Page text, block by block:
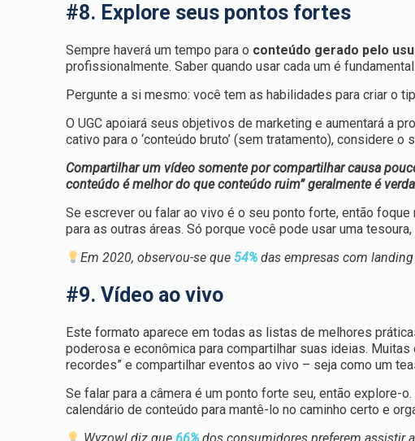
#8. Explore seus pontos fortes
Sempre haverá um tempo para o conteúdo gerado pelo
profissionalmente. Saber quando usar cada um é fundamental.
Pergunte a si mesmo: você tem as habilidades para criar o
O UGC apoiará seus objetivos de marketing e aumentará a
cativo para o ‘conteúdo bruto’ (sem tratamento), considere
Compartilhar um vídeo somente por compartilhar causa
conteúdo é melhor do que conteúdo ruim” geralmente é
Se escrever ou falar ao vivo é o seu ponto forte, então
para as outras áreas. Só porque você pode usar uma
Em 2020, observou-se que 54% das empresas com
#9. Vídeo ao vivo
Este formato aparece em todas as listas de melhores
poderosa e econômica para compartilhar suas ideias.
recordes” e compartilhar eventos ao vivo – seja como um
Se falar para a câmera é um ponto forte seu, então explore-
calendário de conteúdo para mantê-lo no caminho certo e